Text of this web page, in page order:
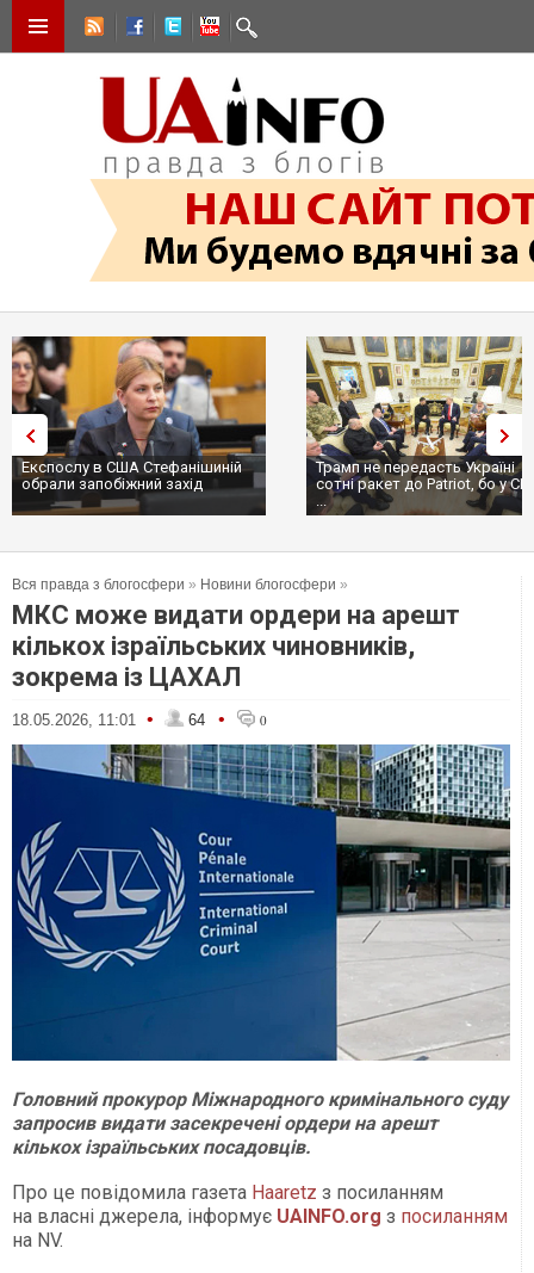
Експослу в США Стефанішиній
обрали запобіжний захід
Трамп не передасть Україні
сотні ракет до Patriot, бо у
...
Вся правда з блогосфери » Новини блогосфери »
МКС може видати ордери на арешт
кількох ізраїльських чиновників,
зокрема із ЦАХАЛ
18.05.2026, 11:01 • 64 • 0
Головний прокурор Міжнародного кримінального суду
запросив видати засекречені ордери на арешт
кількох ізраїльських посадовців.
Про це повідомила газета Haaretz з посиланням
на власні джерела, інформує UAINFO.org з посиланням
на NV.